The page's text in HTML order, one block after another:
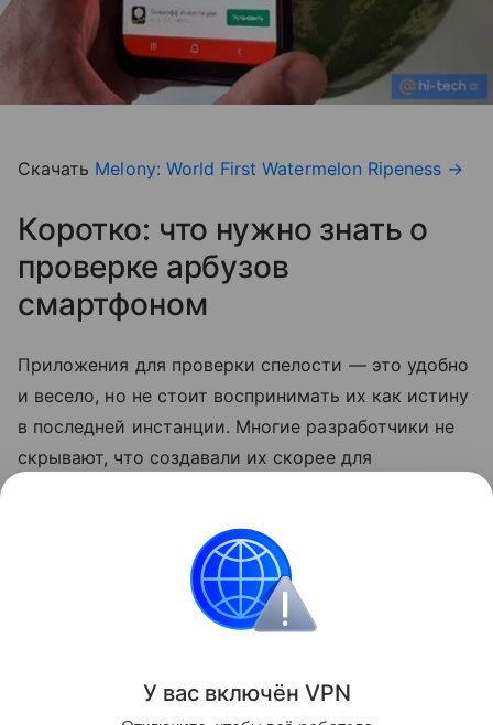
Скачать Melony: World First Watermelon Ripeness →
Коротко: что нужно знать о
проверке арбузов
смартфоном
Приложения для проверки спелости — это удобно
и весело, но не стоит воспринимать их как истину
в последней инстанции. Многие разработчики не
скрывают, что создавали их скорее для
Лайфхаки
Поделиться
У вас включён VPN